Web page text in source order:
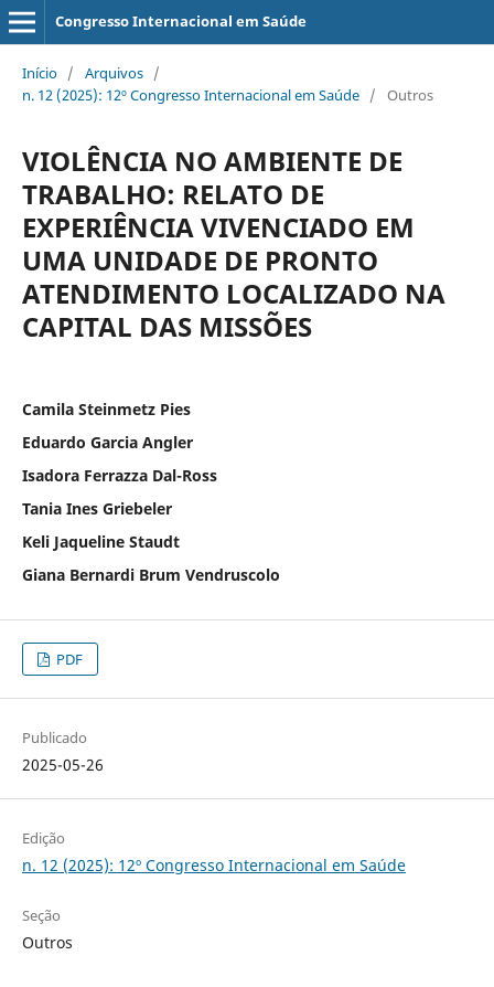
Congresso Internacional em Saúde
Início / Arquivos /
n. 12 (2025): 12º Congresso Internacional em Saúde / Outros
VIOLÊNCIA NO AMBIENTE DE
TRABALHO: RELATO DE
EXPERIÊNCIA VIVENCIADO EM
UMA UNIDADE DE PRONTO
ATENDIMENTO LOCALIZADO NA
CAPITAL DAS MISSÕES
Camila Steinmetz Pies
Eduardo Garcia Angler
Isadora Ferrazza Dal-Ross
Tania Ines Griebeler
Keli Jaqueline Staudt
Giana Bernardi Brum Vendruscolo
PDF
Publicado
2025-05-26
Edição
n. 12 (2025): 12º Congresso Internacional em Saúde
Seção
Outros